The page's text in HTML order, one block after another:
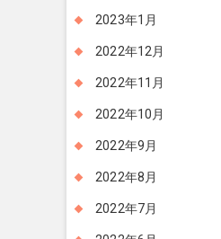
2023年1月
2022年12月
2022年11月
2022年10月
2022年9月
2022年8月
2022年7月